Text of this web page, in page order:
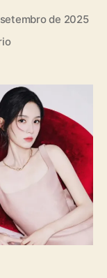
de 2025
e
S
t
o
r
i
e
f
a
M